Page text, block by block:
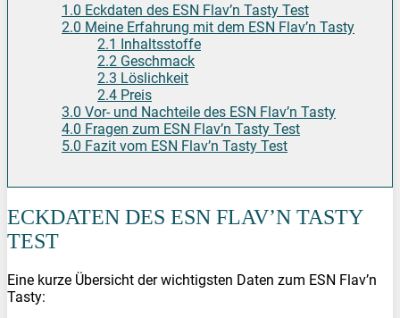
1.0 Eckdaten des ESN Flav’n Tasty Test
2.0 Meine Erfahrung mit dem ESN Flav’n Tasty
2.1 Inhaltsstoffe
2.2 Geschmack
2.3 Löslichkeit
2.4 Preis
3.0 Vor- und Nachteile des ESN Flav’n Tasty
4.0 Fragen zum ESN Flav’n Tasty Test
5.0 Fazit vom ESN Flav’n Tasty Test
ECKDATEN DES ESN FLAV’N TASTY
TEST
Eine kurze Übersicht der wichtigsten Daten zum ESN Flav’n
Tasty: